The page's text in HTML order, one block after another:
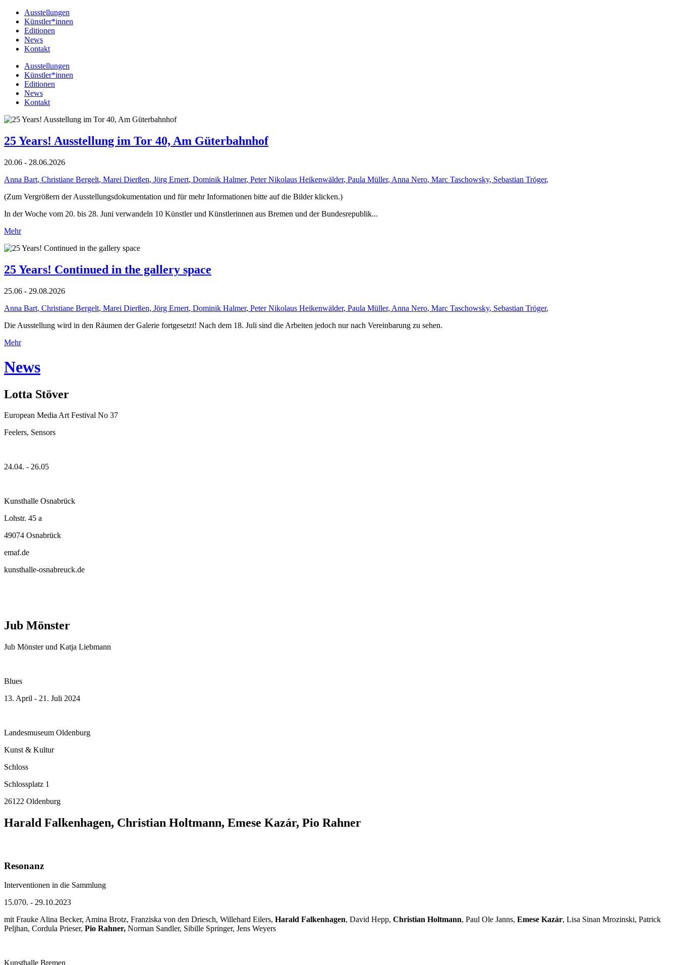
Ausstellungen
Künstler*innen
Editionen
News
Kontakt
Ausstellungen
Künstler*innen
Editionen
News
Kontakt
25 Years! Ausstellung im Tor 40, Am Güterbahnhof
20.06 - 28.06.2026
Anna Bart, Christiane Bergelt, Marei Dierßen, Jörg Ernert, Dominik Halmer, Peter Nikolaus Heikenwälder, Paula Müller, Anna Nero, Marc Taschowsky, Sebastian Tröger,
(Zum Vergrößern der Ausstellungsdokumentation und für mehr Informationen bitte auf die Bilder klicken.)
In der Woche vom 20. bis 28. Juni verwandeln 10 Künstler und Künstlerinnen aus Bremen und der Bundesrepublik...
Mehr
25 Years! Continued in the gallery space
25.06 - 29.08.2026
Anna Bart, Christiane Bergelt, Marei Dierßen, Jörg Ernert, Dominik Halmer, Peter Nikolaus Heikenwälder, Paula Müller, Anna Nero, Marc Taschowsky, Sebastian Tröger,
Die Ausstellung wird in den Räumen der Galerie fortgesetzt! Nach dem 18. Juli sind die Arbeiten jedoch nur nach Vereinbarung zu sehen.
Mehr
News
Lotta Stöver
European Media Art Festival No 37
Feelers, Sensors
24.04. - 26.05
Kunsthalle Osnabrück
Lohstr. 45 a
49074 Osnabrück
emaf.de
kunsthalle-osnabreuck.de
Jub Mönster
Jub Mönster und Katja Liebmann
Blues
13. April - 21. Juli 2024
Landesmuseum Oldenburg
Kunst & Kultur
Schloss
Schlossplatz 1
26122 Oldenburg
Harald Falkenhagen, Christian Holtmann, Emese Kazár, Pio Rahner
Resonanz
Interventionen in die Sammlung
15.070. - 29.10.2023
mit Frauke Alina Becker, Amina Brotz, Franziska von den Driesch, Willehard Eilers, Harald Falkenhagen, David Hepp, Christian Holtmann, Paul Ole Janns, Emese Kazár, Lisa Sinan Mrozinski, Patrick
Peljhan, Cordula Prieser, Pio Rahner, Norman Sandler, Sibille Springer, Jens Weyers
Kunsthalle Bremen